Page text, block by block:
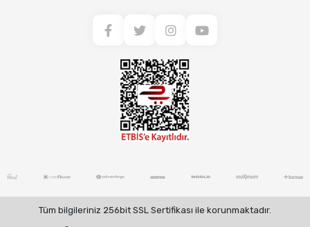
Tüm bilgileriniz 256bit SSL Sertifikası ile korunmaktadır.